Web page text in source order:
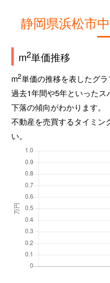
静岡県浜松市
m2単価推移
m2単価の推移を表したグラ
過去1年間や5年といったス
下落の傾向がわかります。
不動産を売買するタイミン
い。